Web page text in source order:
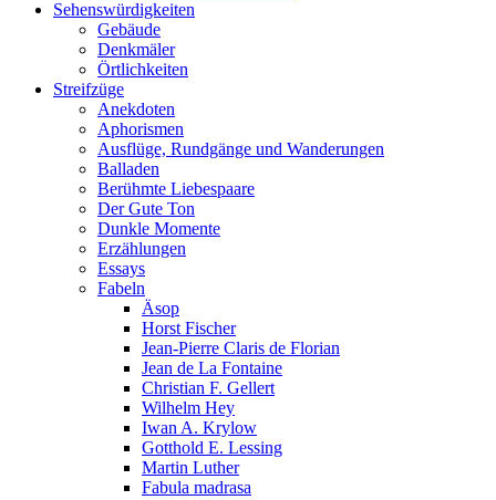
Sehenswürdigkeiten
Gebäude
Denkmäler
Örtlichkeiten
Streifzüge
Anekdoten
Aphorismen
Ausflüge, Rundgänge und Wanderungen
Balladen
Berühmte Liebespaare
Der Gute Ton
Dunkle Momente
Erzählungen
Essays
Fabeln
Äsop
Horst Fischer
Jean-Pierre Claris de Florian
Jean de La Fontaine
Christian F. Gellert
Wilhelm Hey
Iwan A. Krylow
Gotthold E. Lessing
Martin Luther
Fabula madrasa